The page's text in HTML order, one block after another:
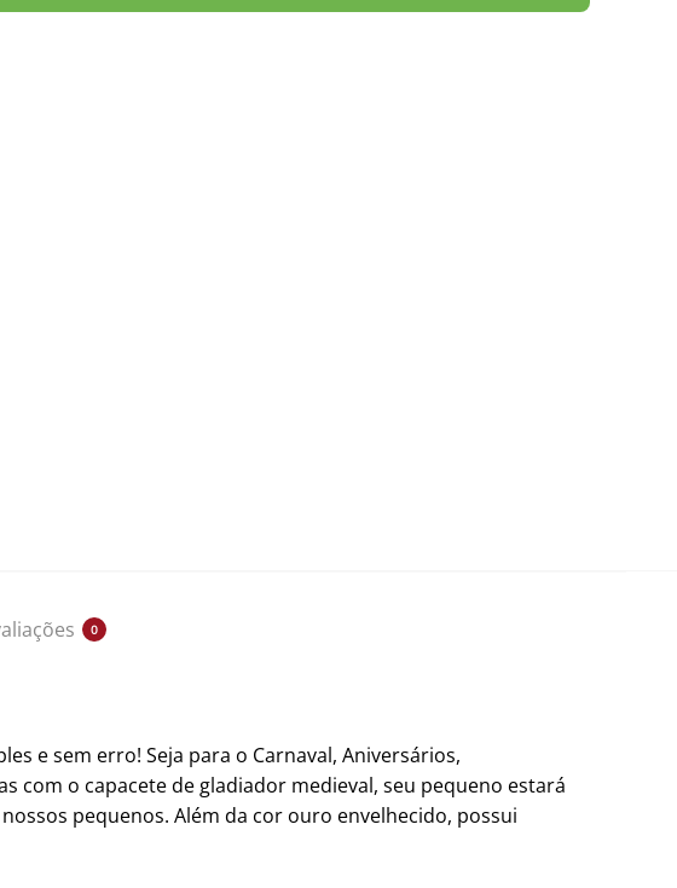
0
e sem erro! Seja para o Carnaval, Aniversários,
com o capacete de gladiador medieval, seu pequeno estará
pequenos. Além da cor ouro envelhecido, possui